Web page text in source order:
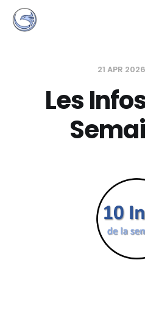
21 APR 2026
Les